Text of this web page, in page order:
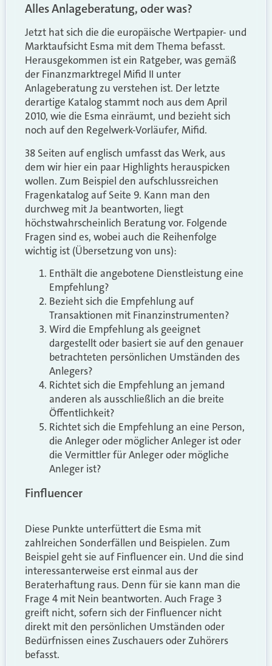
Alles Anlageberatung, oder was?
Jetzt hat sich die die europäische Wertpapier- und
Marktaufsicht Esma mit dem Thema befasst.
Herausgekommen ist ein Ratgeber, was gemäß
der Finanzmarktregel Mifid II unter
Anlageberatung zu verstehen ist. Der letzte
derartige Katalog stammt noch aus dem April
2010, wie die Esma einräumt, und bezieht sich
noch auf den Regelwerk-Vorläufer, Mifid.
38 Seiten auf englisch umfasst das Werk, aus
dem wir hier ein paar Highlights herauspicken
wollen. Zum Beispiel den aufschlussreichen
Fragenkatalog auf Seite 9. Kann man den
durchweg mit Ja beantworten, liegt
höchstwahrscheinlich Beratung vor. Folgende
Fragen sind es, wobei auch die Reihenfolge
wichtig ist (Übersetzung von uns):
Enthält die angebotene Dienstleistung eine
Empfehlung?
Bezieht sich die Empfehlung auf
Transaktionen mit Finanzinstrumenten?
Wird die Empfehlung als geeignet
dargestellt oder basiert sie auf den genauer
betrachteten persönlichen Umständen des
Anlegers?
Richtet sich die Empfehlung an jemand
anderen als ausschließlich an die breite
Öffentlichkeit?
Richtet sich die Empfehlung an eine Person,
die Anleger oder möglicher Anleger ist oder
die Vermittler für Anleger oder mögliche
Anleger ist?
Finfluencer
Diese Punkte unterfüttert die Esma mit
zahlreichen Sonderfällen und Beispielen. Zum
Beispiel geht sie auf Finfluencer ein. Und die sind
interessanterweise erst einmal aus der
Beraterhaftung raus. Denn für sie kann man die
Frage 4 mit Nein beantworten. Auch Frage 3
greift nicht, sofern sich der Finfluencer nicht
direkt mit den persönlichen Umständen oder
Bedürfnissen eines Zuschauers oder Zuhörers
befasst.